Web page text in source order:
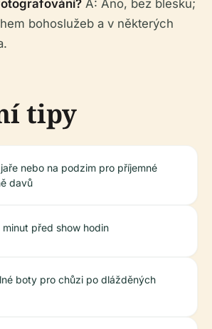
A: Ano, bez blesku;
bohoslužeb a v některých
tipy
nebo na podzim pro příjemné
davů
minut před show hodin
boty pro chůzi po dlážděných